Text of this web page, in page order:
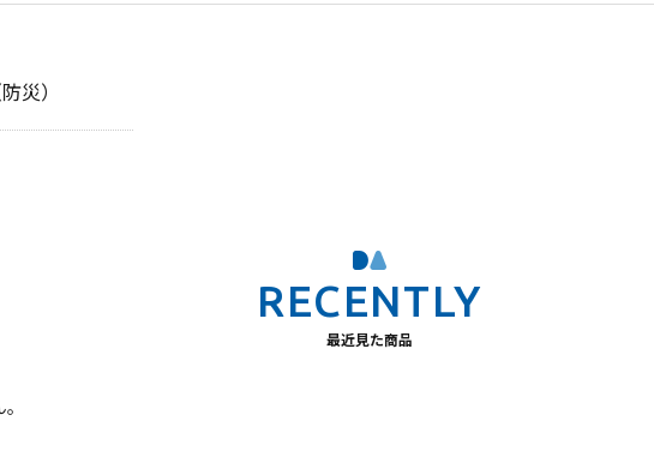
災）
最近見た商品